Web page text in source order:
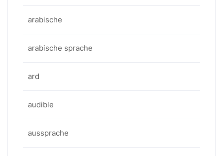
arabische
arabische sprache
ard
audible
aussprache